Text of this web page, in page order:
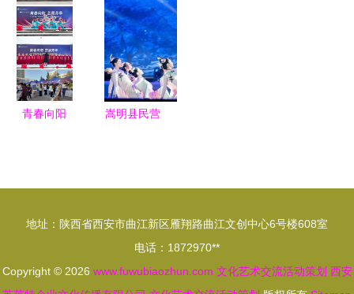
瓷上海艺术
大展盛大启
幕
限责任公司
正式成立
开启文化艺
术交流新篇
章
青春向阳
技艺术节务
嵩明县民营
化艺术交流
新篇章
地址：陕西省西安市曲江新区雁翔路曲江文创中心6号楼608室
电话：1872970**
Copyright © 2026 www.fuwubiaozhun.com 文化艺术交流活动策划 西安